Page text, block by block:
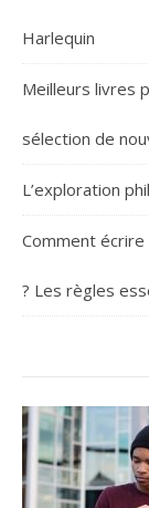
Harlequin
Meilleurs livres
sélection de
L’exploration
Comment écrire
? Les règles